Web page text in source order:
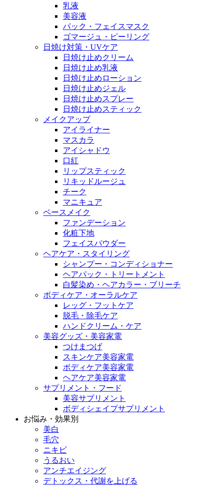
乳液
美容液
パック・フェイスマスク
ゴマージュ・ピーリング
日焼け対策・UVケア
日焼け止めクリーム
日焼け止め乳液
日焼け止めローション
日焼け止めジェル
日焼け止めスプレー
日焼け止めスティック
メイクアップ
アイライナー
マスカラ
アイシャドウ
口紅
リップスティック
リキッドルージュ
チーク
マニキュア
ベースメイク
ファンデーション
化粧下地
フェイスパウダー
ヘアケア・スタイリング
シャンプー・コンディショナー
ヘアパック・トリートメント
白髪染め・ヘアカラー・ブリーチ
ボディケア・オーラルケア
レッグ・フットケア
脱毛・除毛ケア
ハンドクリーム・ケア
美容グッズ・美容家電
つけまつげ
スキンケア美容家電
ボディケア美容家電
ヘアケア美容家電
サプリメント・フード
美容サプリメント
ボディシェイプサプリメント
お悩み・効果別
美白
毛穴
ニキビ
うるおい
アンチエイジング
デトックス・代謝を上げる